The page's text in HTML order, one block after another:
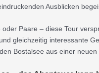
Ausblicken
Paare – diese Tour
gleichzeitig interessante
Bostalsee aus einer